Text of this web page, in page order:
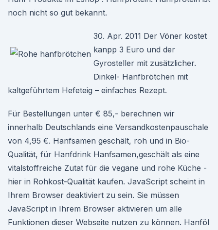
noch nicht so gut bekannt.
30. Apr. 2011 Der Vöner kostet
kanpp 3 Euro und der
Gyrosteller mit zusätzlicher.
Dinkel- Hanfbrötchen mit
kaltgeführtem Hefeteig – einfaches Rezept.
Für Bestellungen unter € 85,- berechnen wir
innerhalb Deutschlands eine Versandkostenpauschale
von 4,95 €. Hanfsamen geschält, roh und in Bio-
Qualität, für Hanfdrink Hanfsamen,geschält als eine
vitalstoffreiche Zutat für die vegane und rohe Küche -
hier in Rohkost-Qualität kaufen. JavaScript scheint in
Ihrem Browser deaktiviert zu sein. Sie müssen
JavaScript in Ihrem Browser aktivieren um alle
Funktionen dieser Webseite nutzen zu können. Hanföl